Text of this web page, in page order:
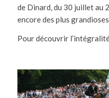
de Dinard, du 30 juillet au
encore des plus
Pour découvrir l’intégralité